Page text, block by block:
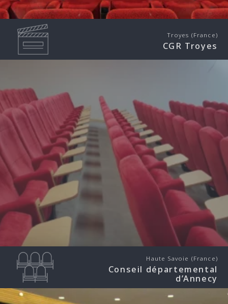
Troyes (France)
CGR Troyes
Haute Savoie (France)
Conseil départemental
d’Annecy